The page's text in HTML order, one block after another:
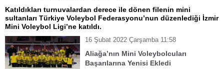
Katıldıkları turnuvalardan derece ile dönen filenin mini
sultanları Türkiye Voleybol Federasyonu’nun düzenlediği İzmir
Mini Voleybol Ligi’ne katıldı.
16 Şubat 2022 Çarşamba 11:58
Aliağa’nın Mini Voleybolcuları
Başarılarına Yenisi Ekledi